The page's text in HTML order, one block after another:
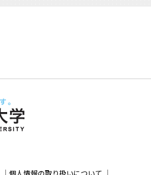
個人情報の取り扱いについて